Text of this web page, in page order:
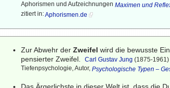
Aphorismen und AufzeichnungenMaximen und
zitiert in:Aphorismen.de
Zur Abwehr derZweifel wird die bewusste
pensierter Zweifel.
Carl Gustav Jung (1875-
Tiefenpsychologie, Autor,Psychologische Typen –